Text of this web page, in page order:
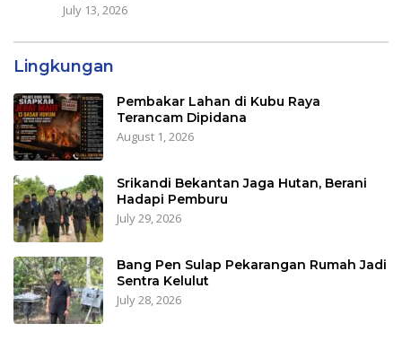
July 13, 2026
Lingkungan
Pembakar Lahan di Kubu Raya
Terancam Dipidana
August 1, 2026
Srikandi Bekantan Jaga Hutan, Berani
Hadapi Pemburu
July 29, 2026
Bang Pen Sulap Pekarangan Rumah Jadi
Sentra Kelulut
July 28, 2026